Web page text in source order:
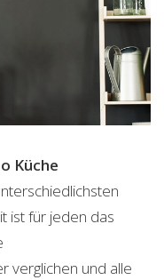
Küche
ist für jeden das
verglichen und alle